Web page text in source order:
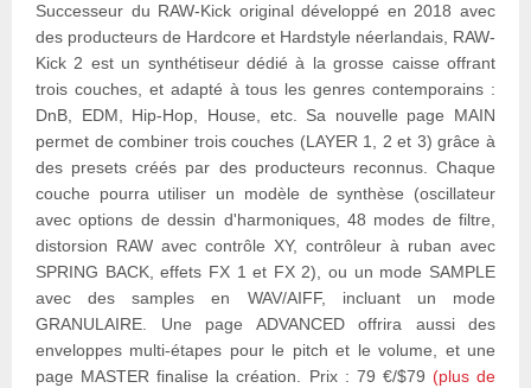
Successeur du RAW-Kick original développé en 2018 avec
des producteurs de Hardcore et Hardstyle néerlandais, RAW-
Kick 2 est un synthétiseur dédié à la grosse caisse offrant
trois couches, et adapté à tous les genres contemporains :
DnB, EDM, Hip-Hop, House, etc. Sa nouvelle page MAIN
permet de combiner trois couches (LAYER 1, 2 et 3) grâce à
des presets créés par des producteurs reconnus. Chaque
couche pourra utiliser un modèle de synthèse (oscillateur
avec options de dessin d'harmoniques, 48 modes de filtre,
distorsion RAW avec contrôle XY, contrôleur à ruban avec
SPRING BACK, effets FX 1 et FX 2), ou un mode SAMPLE
avec des samples en WAV/AIFF, incluant un mode
GRANULAIRE. Une page ADVANCED offrira aussi des
enveloppes multi-étapes pour le pitch et le volume, et une
page MASTER finalise la création. Prix : 79 €/$79 (plus de